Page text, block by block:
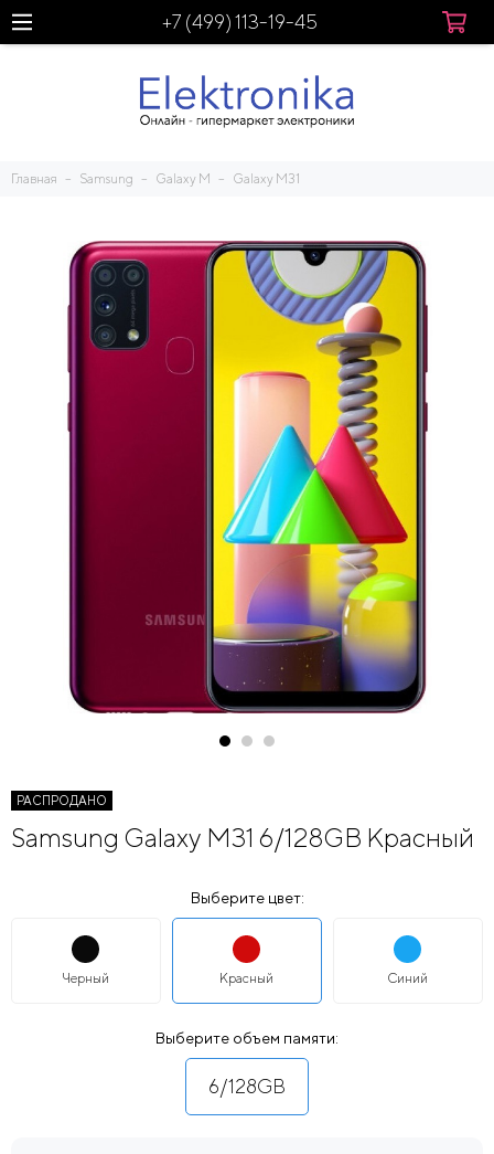
+7 (499) 113-19-45
Главная Samsung Galaxy M Galaxy M31
РАСПРОДАНО
Samsung Galaxy M31 6/128GB Красный
Выберите цвет:
Черный Красный Синий
Выберите объем памяти:
6/128GB